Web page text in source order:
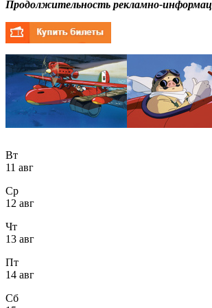
Продолжительность рекламно-
Вт
11 авг
Ср
12 авг
Чт
13 авг
Пт
14 авг
Сб